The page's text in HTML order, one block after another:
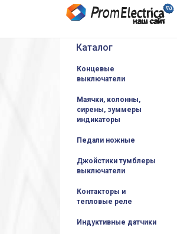
Каталог
Концевые
выключатели
Маячки, колонны,
сирены, зуммеры
индикаторы
Педали ножные
Джойстики тумблеры
выключатели
Контакторы и
тепловые реле
Индуктивные датчики